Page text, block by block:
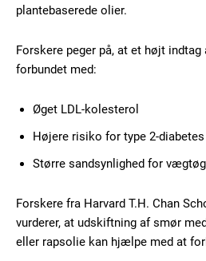
Free limited access
Gratis / forever
Etiam est nibh, lobortis sit
Ut mollis pellentesque tortor
Nullam eu erat condimentum
Donec quis est ac felis
plantebaserede olier.
Forskere peger på, at et højt
forbundet med:
Øget LDL-kolesterol
Højere risiko for type 2-diabetes
Større sandsynlighed for
Forskere fra Harvard T.H. Chan
vurderer, at udskiftning af smør
eller rapsolie kan hjælpe med at